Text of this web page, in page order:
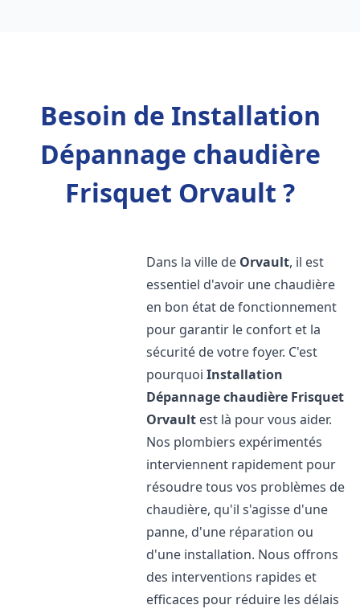
Besoin de Installation
Dépannage chaudière
Frisquet Orvault ?
Dans la ville de Orvault, il est
essentiel d'avoir une chaudière
en bon état de fonctionnement
pour garantir le confort et la
sécurité de votre foyer. C'est
pourquoiInstallation
Dépannage chaudière Frisquet
Orvault est là pour vous aider.
Nos plombiers expérimentés
interviennent rapidement pour
résoudre tous vos problèmes de
chaudière, qu'il s'agisse d'une
panne, d'une réparation ou
d'une installation. Nous offrons
des interventions rapides et
efficaces pour réduire les délais